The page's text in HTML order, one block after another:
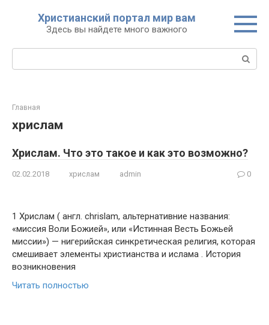
Христианский портал мир вам
Здесь вы найдете много важного
Поиск:
Главная
хрислам
Хрислам. Что это такое и как это возможно?
02.02.2018 хрислам admin 0
1 Хрислам ( англ. chrislam, aльтернативние названия:
«миссия Воли Божией», или «Истинная Весть Божьей
миссии») — нигерийская синкретическая религия, которая
смешивает элементы христианства и ислама . История
возникновения
Читать полностью